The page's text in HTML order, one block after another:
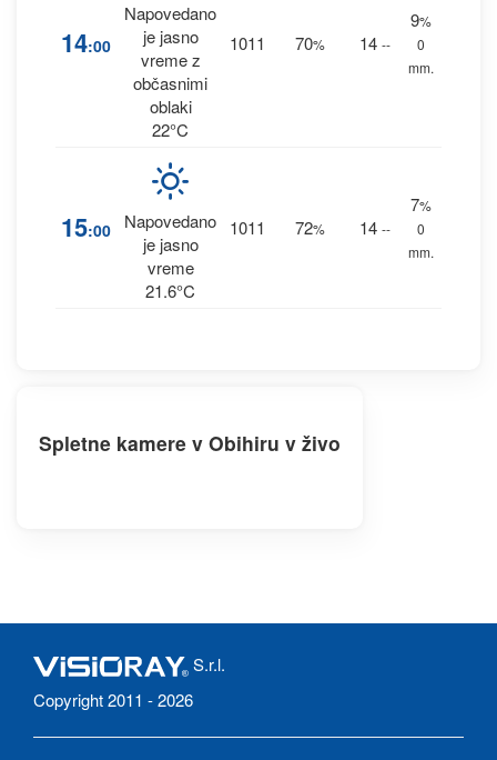
14:00
Napovedano
je jasno
vreme z
občasnimi
oblaki
22°C
1011 70% 14 --
9%
0
mm.
15:00
Napovedano
je jasno
vreme
21.6°C
1011 72% 14 --
7%
0
mm.
Spletne kamere v Obihiru v živo
S.r.l.
Copyright 2011 - 2026